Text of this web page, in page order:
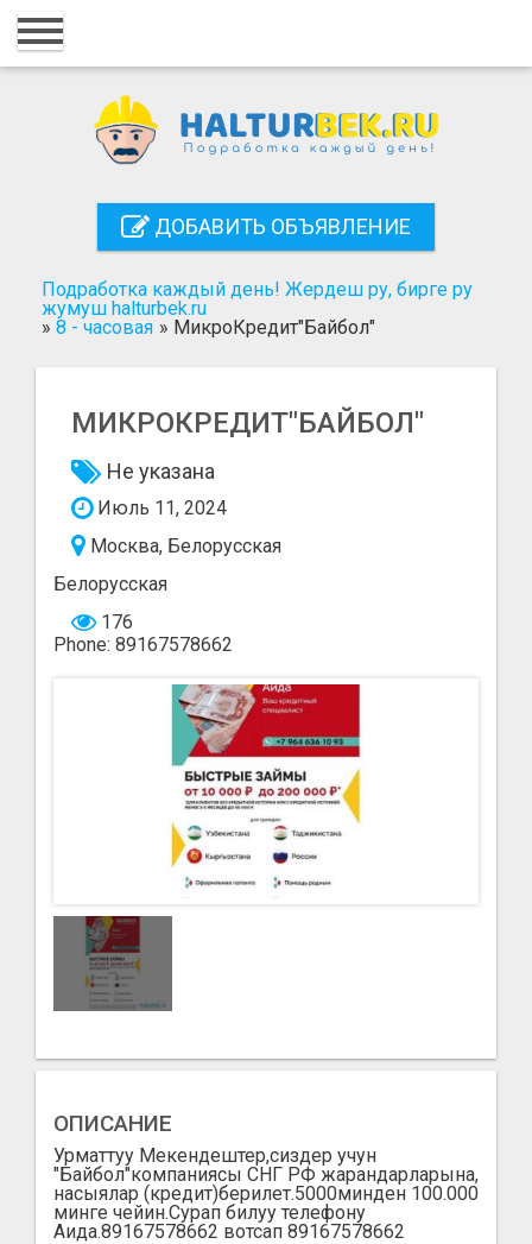
Главная
Регистрация
Поиск
ДОБАВИТЬ ОБЪЯВЛЕНИЕ
Подработка каждый день! Жердеш ру, бирге ру
жумуш halturbek.ru
» 8 - часовая » МикроКредит"Байбол"
МИКРОКРЕДИТ"БАЙБОЛ"
Не указана
Июль 11, 2024
Москва, Белорусская
Белорусская
176
Phone: 89167578662
ОПИСАНИЕ
Урматтуу Мекендештер,сиздер учун
"Байбол"компаниясы СНГ РФ жарандарларына,
насыялар (кредит)берилет.5000минден 100.000
минге чейин.Сурап билуу телефону
Аида.89167578662 вотсап 89167578662